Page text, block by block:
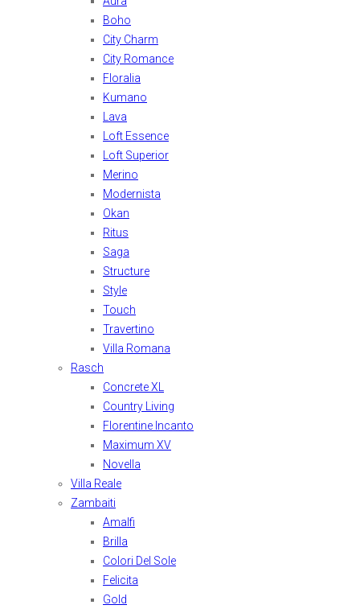
Boho
City Charm
City Romance
Floralia
Kumano
Lava
Loft Essence
Loft Superior
Merino
Modernista
Okan
Ritus
Saga
Structure
Style
Touch
Travertino
Villa Romana
Rasch
Concrete XL
Country Living
Florentine Incanto
Maximum XV
Novella
Villa Reale
Zambaiti
Amalfi
Brilla
Colori Del Sole
Felicita
Gold